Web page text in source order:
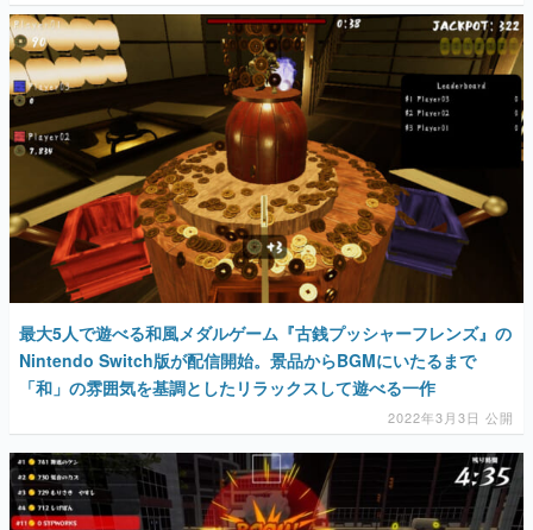
最大5人で遊べる和風メダルゲーム『古銭プッシャーフレンズ』の
Nintendo Switch版が配信開始。景品からBGMにいたるまで
「和」の雰囲気を基調としたリラックスして遊べる一作
2022年3月3日 公開